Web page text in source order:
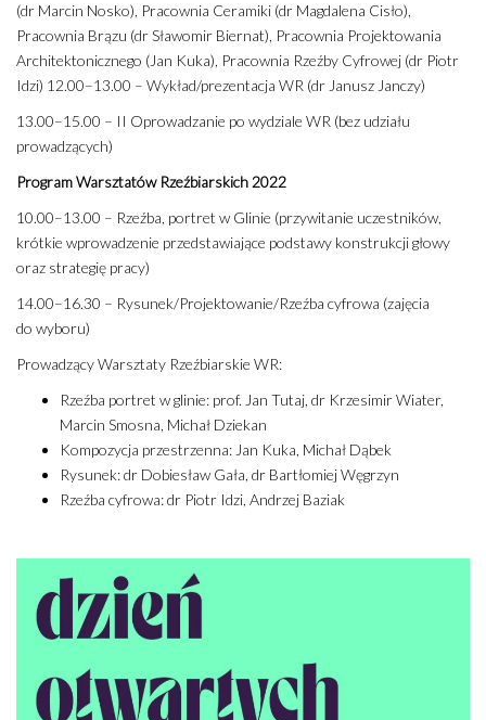
(dr Marcin Nosko), Pracownia Ceramiki (dr Magdalena Cisło),
Pracownia Brązu (dr Sławomir Biernat), Pracownia Projektowania
Architektonicznego (Jan Kuka), Pracownia Rzeźby Cyfrowej (dr Piotr
Idzi) 12.00–13.00 – Wykład/prezentacja WR (dr Janusz Janczy)
13.00–15.00 ­– II Oprowadzanie po wydziale WR (bez udziału
prowadzących)
Program Warsztatów Rzeźbiarskich 2022
10.00–13.00 – Rzeźba, portret w Glinie (przywitanie uczestników,
krótkie wprowadzenie przedstawiające podstawy konstrukcji głowy
oraz strategię pracy)
14.00–16.30 – Rysunek/Projektowanie/Rzeźba cyfrowa (zajęcia
do wyboru)
Prowadzący Warsztaty Rzeźbiarskie WR:
Rzeźba portret w glinie: prof. Jan Tutaj, dr Krzesimir Wiater,
Marcin Smosna, Michał Dziekan
Kompozycja przestrzenna: Jan Kuka, Michał Dąbek
Rysunek: dr Dobiesław Gała, dr Bartłomiej Węgrzyn
Rzeźba cyfrowa: dr Piotr Idzi, Andrzej Baziak